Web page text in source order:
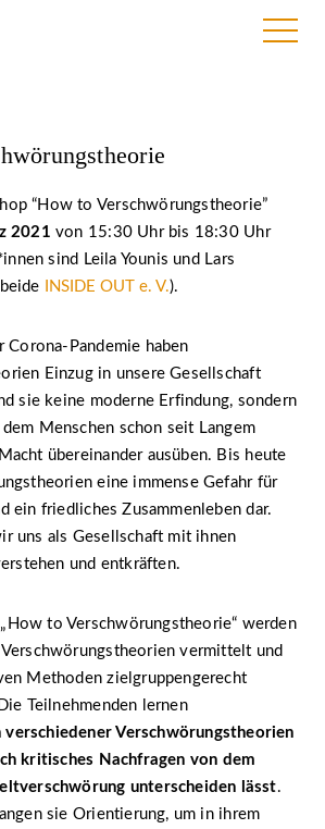
“How to Verschwörungstheorie”
2021 von 15:30 Uhr bis 18:30 Uhr
sind Leila Younis und Lars
INSIDE OUT e. V.).
Corona-Pandemie haben
Einzug in unsere Gesellschaft
sie keine moderne Erfindung, sondern
Menschen schon seit Langem
übereinander ausüben. Bis heute
eine immense Gefahr für
ein friedliches Zusammenleben dar.
uns als Gesellschaft mit ihnen
und entkräften.
to Verschwörungstheorie“ werden
vermittelt und
Methoden zielgruppengerecht
Teilnehmenden lernen
verschiedener Verschwörungstheorien
kritisches Nachfragen von dem
unterscheiden lässt.
sie Orientierung, um in ihrem